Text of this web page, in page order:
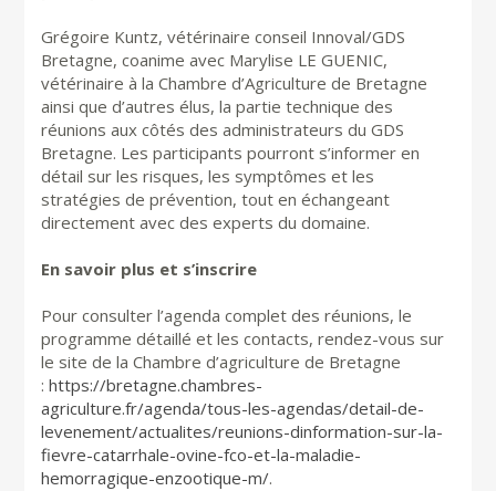
Grégoire Kuntz, vétérinaire conseil Innoval/GDS
Bretagne, coanime avec Marylise LE GUENIC,
vétérinaire à la Chambre d’Agriculture de Bretagne
ainsi que d’autres élus, la partie technique des
réunions aux côtés des administrateurs du GDS
Bretagne. Les participants pourront s’informer en
détail sur les risques, les symptômes et les
stratégies de prévention, tout en échangeant
directement avec des experts du domaine.
En savoir plus et s’inscrire
Pour consulter l’agenda complet des réunions, le
programme détaillé et les contacts, rendez-vous sur
le site de la Chambre d’agriculture de Bretagne
:https://bretagne.chambres-
agriculture.fr/agenda/tous-les-agendas/detail-de-
levenement/actualites/reunions-dinformation-sur-la-
fievre-catarrhale-ovine-fco-et-la-maladie-
hemorragique-enzootique-m/.